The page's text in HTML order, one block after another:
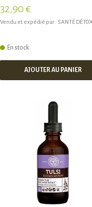
32,90 €
Vendu et expédié par : SANTÉ DÉTOX
En stock
AJOUTER AU PANIER